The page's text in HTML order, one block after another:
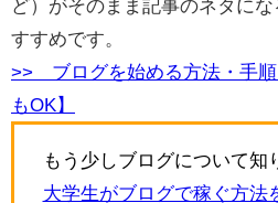
ど）がそのまま記事のネタに
すすめです。
>> ブログを始める方法・手
もOK】
もう少しブログについて知
大学生がブログで稼ぐ方法